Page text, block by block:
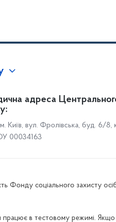
відділення
адреса
Київ, вул. Фролівська, буд. 6/8,
00034163
Фонду соціального захисту осіб
працює в тестовому режимі. Якщо